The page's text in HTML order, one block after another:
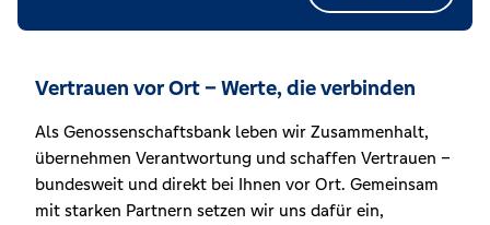
Vertrauen vor Ort – Werte, die verbinden
Als Genossenschaftsbank leben wir Zusammenhalt,
übernehmen Verantwortung und schaffen Vertrauen –
bundesweit und direkt bei Ihnen vor Ort. Gemeinsam
mit starken Partnern setzen wir uns dafür ein,